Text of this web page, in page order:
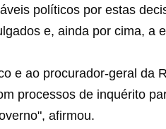
políticos por estas
e, ainda por cima, a
e ao procurador-geral da
processos de inquérito
afirmou.